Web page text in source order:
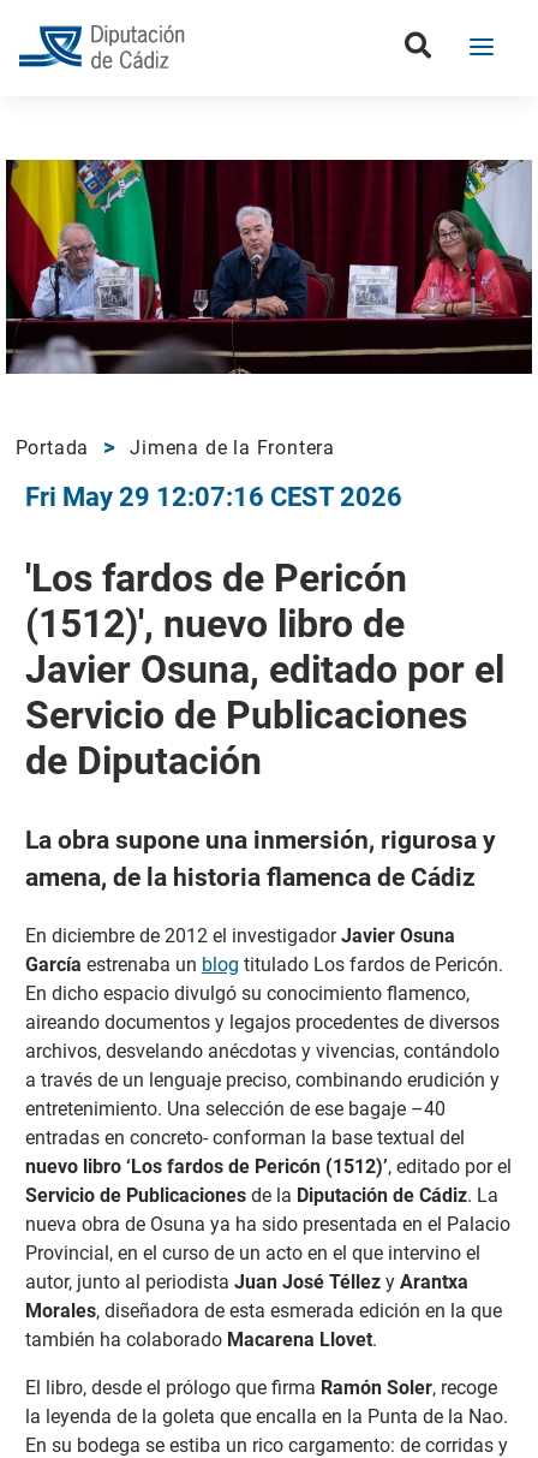
Portada Jimena de la Frontera
Fri May 29 12:07:16 CEST 2026
'Los fardos de Pericón
(1512)', nuevo libro de
Javier Osuna, editado por el
Servicio de Publicaciones
de Diputación
La obra supone una inmersión, rigurosa y
amena, de la historia flamenca de Cádiz
En diciembre de 2012 el investigadorJavier Osuna
García estrenaba un blog titulado Los fardos de Pericón.
En dicho espacio divulgó su conocimiento flamenco,
aireando documentos y legajos procedentes de diversos
archivos, desvelando anécdotas y vivencias, contándolo
a través de un lenguaje preciso, combinando erudición y
entretenimiento. Una selección de ese bagaje –40
entradas en concreto- conforman la base textual del
nuevo libro ‘Los fardos de Pericón (1512)’, editado por el
Servicio de Publicaciones de la Diputación de Cádiz. La
nueva obra de Osuna ya ha sido presentada en el Palacio
Provincial, en el curso de un acto en el que intervino el
autor, junto al periodista Juan José Téllezy Arantxa
Morales, diseñadora de esta esmerada edición en la que
también ha colaborado Macarena Llovet.
El libro, desde el prólogo que firma Ramón Soler, recoge
la leyenda de la goleta que encalla en la Punta de la Nao.
En su bodega se estiba un rico cargamento: de corridas y